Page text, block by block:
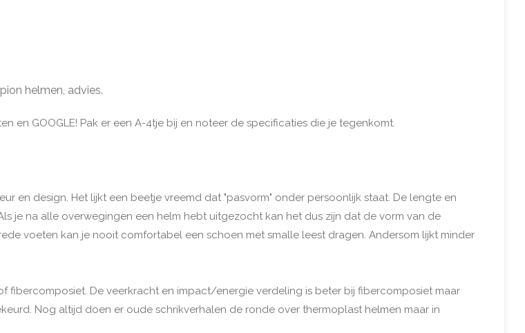
helmen, advies.
en GOOGLE! Pak er een A-4tje bij en noteer de specificaties die je tegenkomt.
en design. Het lijkt een beetje vreemd dat "pasvorm" onder persoonlijk staat. De lengte en
je na alle overwegingen een helm hebt uitgezocht kan het dus zijn dat de vorm van de
voeten kan je nooit comfortabel een schoen met smalle leest dragen. Andersom lijkt minder
De veerkracht en impact/energie verdeling is beter bij fibercomposiet maar
Nog altijd doen er oude schrikverhalen de ronde over thermoplast helmen maar in